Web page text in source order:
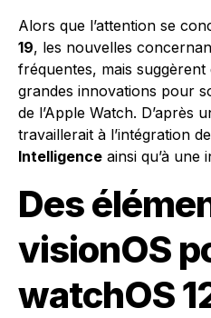
Alors que l’attention se
19, les nouvelles
fréquentes, mais suggèrent
grandes innovations pour
de l’Apple Watch. D’après
travaillerait à l’intégration
Intelligence ainsi qu’à une
Des
visionOS
watchOS